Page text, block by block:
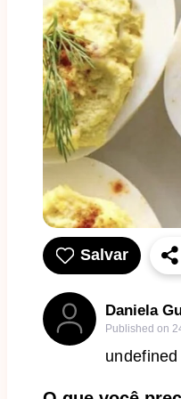
Salvar
Daniela
Published on
undefined